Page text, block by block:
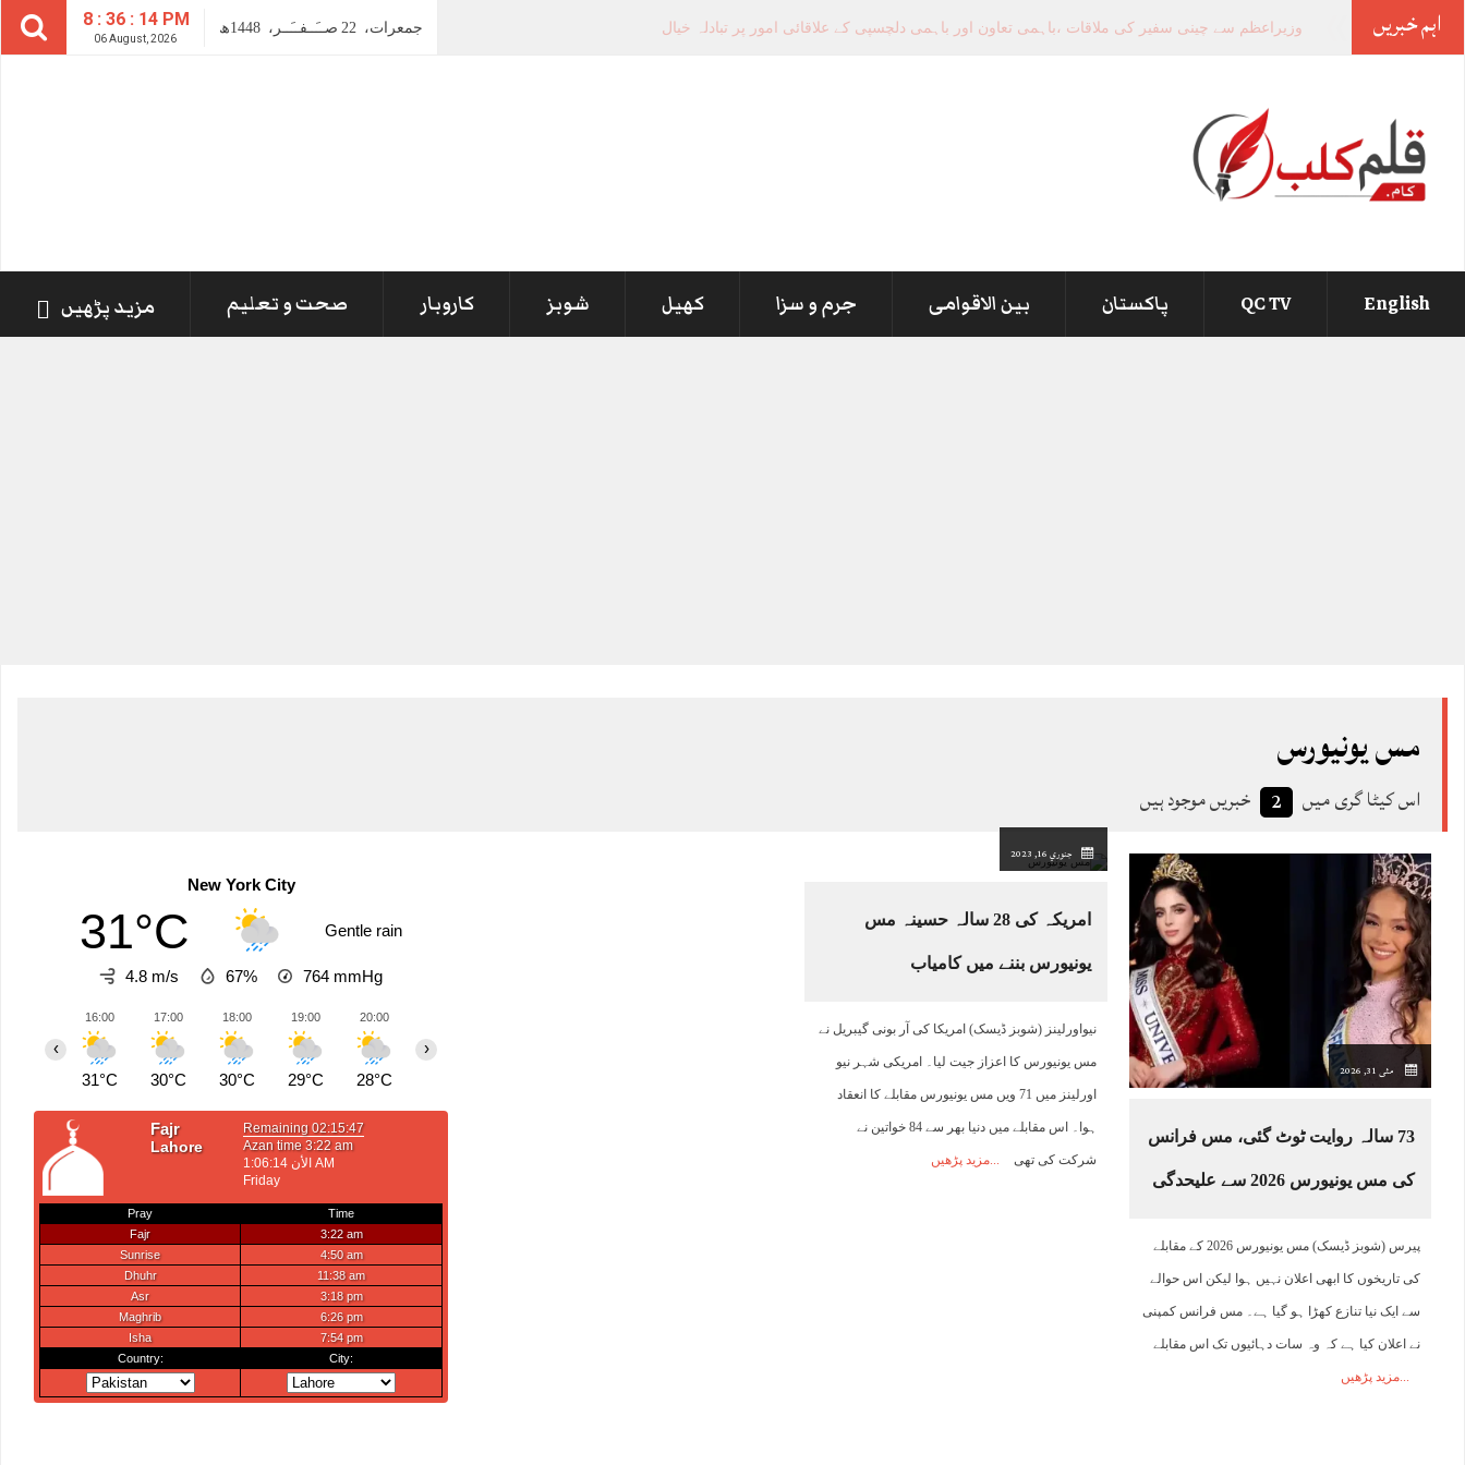
8 : 36 : 14 PM
06 August, 2026
جمعرات، 22 صــَــفــَــر، 1448ھ اہم خبریں
English
QC TV پاکستان بین الاقوامی جرم و سزا کھیل شوبز کاروبار صحت و تعلیم مزید پڑھیں
مس یونیورس
اس کیٹا گری میں 2 خبریں موجود ہیں
New York City
31°C Gentle rain
4.8 m/s 67% 764 mmHg
16:00
31°C
17:00
30°C
18:00
30°C
19:00
29°C
20:00
28°C
07:00
24°C
08:00
26°C
10:00
29°C
11:00
30°C
‹
›
مئی 31, 2026
73 سالہ روایت ٹوٹ گئی، مس فرانس
کی مس یونیورس 2026 سے علیحدگی
پیرس (شوبز ڈیسک) مس یونیورس 2026 کے مقابلے
کی تاریخوں کا ابھی اعلان نہیں ہوا لیکن اس حوالے
سے ایک نیا تنازع کھڑا ہو گیا ہے۔ مس فرانس کمپنی
نے اعلان کیا ہے کہ وہ سات دہائیوں تک اس مقابلے
مزید پڑھیں
جنوري 16, 2023
امریکہ کی 28 سالہ حسینہ مس
یونیورس بننے میں کامیاب
نیواورلینز (شوبز ڈیسک) امریکا کی آر بونی گیبریل نے
مس یونیورس کا اعزاز جیت لیا۔ امریکی شہر نیو
اورلینز میں 71 ویں مس یونیورس مقابلے کا انعقاد
ہوا۔ اس مقابلے میں دنیا بھر سے 84 خواتین نے
شرکت کی تھی مزید پڑھیں